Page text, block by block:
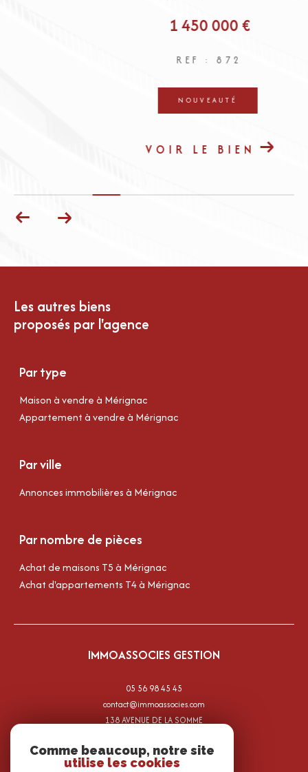
1 450 000 €
REF : 872
NOUVEAUTÉ
VOIR LE BIEN
Les autres biens
proposés par l'agence
Par type
Maison à vendre à Mérignac
Appartement à vendre à Mérignac
Par ville
Annonces immobilières à Mérignac
Par nombre de pièces
Achat de maisons T5 à Mérignac
Achat d'appartements T4 à Mérignac
IMMOASSOCIES GESTION
05 56 98 45 45
contact@immoassocies.com
138 AVENUE DE LA SOMME
Comme beaucoup, notre site
utilise les cookies